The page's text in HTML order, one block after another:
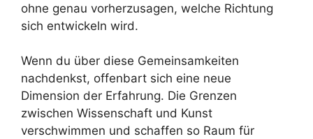
ohne genau vorherzusagen, welche Richtung
sich entwickeln wird.
Wenn du über diese Gemeinsamkeiten
nachdenkst, offenbart sich eine neue
Dimension der Erfahrung. Die Grenzen
zwischen Wissenschaft und Kunst
verschwimmen und schaffen so Raum für